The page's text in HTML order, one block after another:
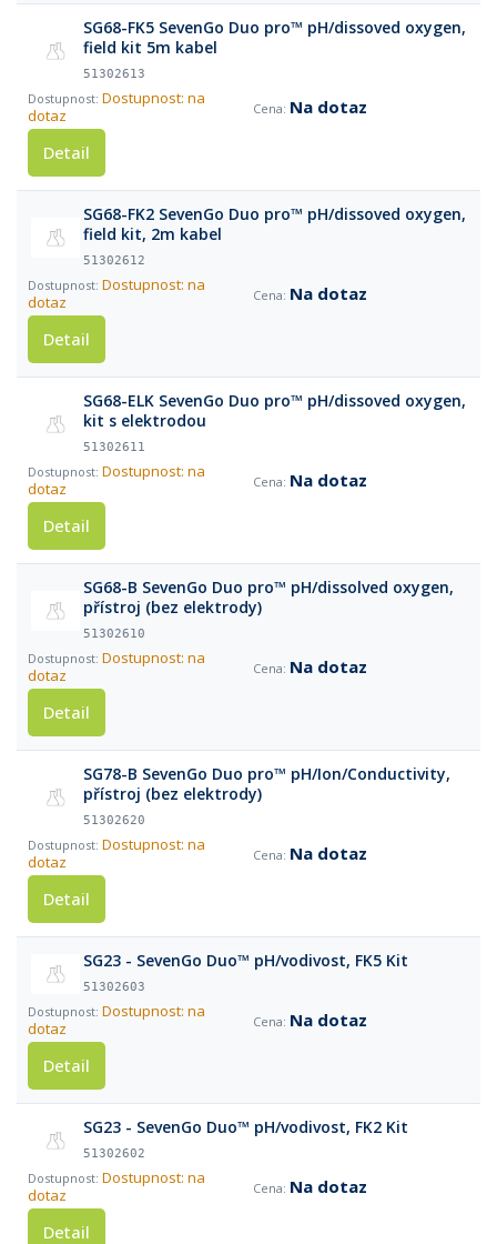
SG68-FK5 SevenGo Duo pro™ pH/dissoved oxygen,
field kit 5m kabel
51302613
Dostupnost: na
dotaz
Na dotaz
Detail
SG68-FK2 SevenGo Duo pro™ pH/dissoved oxygen,
field kit, 2m kabel
51302612
Dostupnost: na
dotaz
Na dotaz
Detail
SG68-ELK SevenGo Duo pro™ pH/dissoved oxygen,
kit s elektrodou
51302611
Dostupnost: na
dotaz
Na dotaz
Detail
SG68-B SevenGo Duo pro™ pH/dissolved oxygen,
přístroj (bez elektrody)
51302610
Dostupnost: na
dotaz
Na dotaz
Detail
SG78-B SevenGo Duo pro™ pH/Ion/Conductivity,
přístroj (bez elektrody)
51302620
Dostupnost: na
dotaz
Na dotaz
Detail
SG23 - SevenGo Duo™ pH/vodivost, FK5 Kit
51302603
Dostupnost: na
dotaz
Na dotaz
Detail
SG23 - SevenGo Duo™ pH/vodivost, FK2 Kit
51302602
Dostupnost: na
dotaz
Na dotaz
Detail